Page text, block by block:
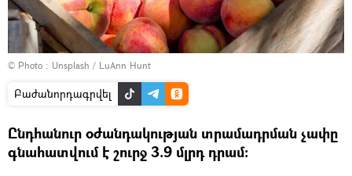
© Photo : Unsplash / LuAnn Hunt
Բաժանորդագրվել
Ընդհանուր օժանդակության տրամադրման չափը
գնահատվում է շուրջ 3.9 մլրդ դրամ։